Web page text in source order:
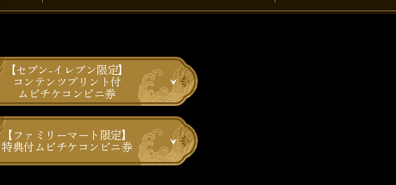
【セブン-イレブン限定】
コンテンツプリント付
ムビチケコンビニ券
【ファミリーマート限定】
特典付ムビチケコンビニ券